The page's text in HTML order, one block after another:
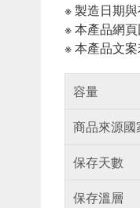
※ 製造日期
※ 本產品網
※ 本產品文
容量
商品來源國
保存天數
保存溫層